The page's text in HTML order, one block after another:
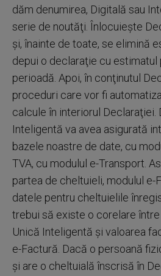
dăm denumirea, Digitală sau
serie de noutăţi. Înlocuieşte
şi, înainte de toate, se elimină
depui o declaraţie cu estimatul
perioadă. Apoi, în conţinutul
proceduri care vor fi
calcule în interiorul Declaraţiei.
Inteligentă va avea asigurată
bazele noastre de date, cu
TVA, cu modulul e-Transport.
partea de cheltuieli, modulul e-
datele pentru cheltuielile
trebui să existe o corelare
Unică Inteligentă şi valoarea
e-Factură. Dacă o persoană
şi are o cheltuială înscrisă în